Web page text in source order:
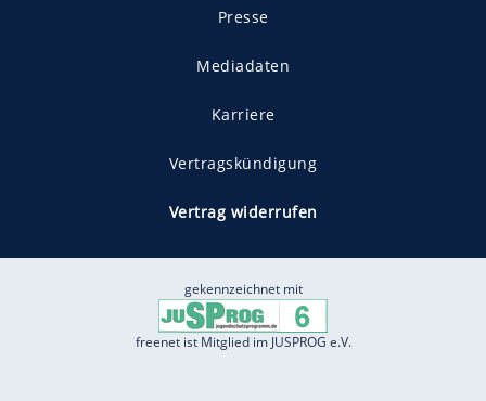
Presse
Mediadaten
Karriere
Vertragskündigung
Vertrag widerrufen
gekennzeichnet mit
freenet ist Mitglied im JUSPROG e.V.